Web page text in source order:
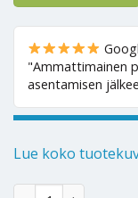
"Ammattimainen
asentamisen
Lue koko
Ilmalämpöpumppu
Alternative: